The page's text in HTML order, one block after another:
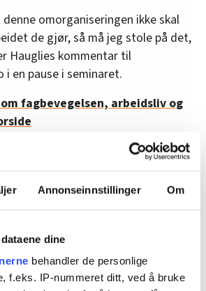
Annonseinnstillinger Om
dine
behandler de personlige
f.eks. IP-nummeret ditt, ved å bruke
denne omorganiseringen ikke skal
de gjør, så må jeg stole på det,
Hauglies kommentar til
en pause i seminaret.
fagbevegelsen, arbeidsliv og